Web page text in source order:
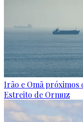
Irão e Omã próximos
Estreito de Ormuz